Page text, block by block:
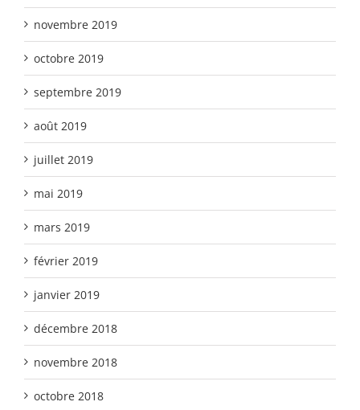
novembre 2019
octobre 2019
septembre 2019
août 2019
juillet 2019
mai 2019
mars 2019
février 2019
janvier 2019
décembre 2018
novembre 2018
octobre 2018